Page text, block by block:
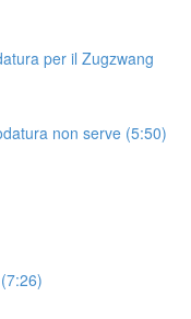
per il Zugzwang
non serve (5:50)